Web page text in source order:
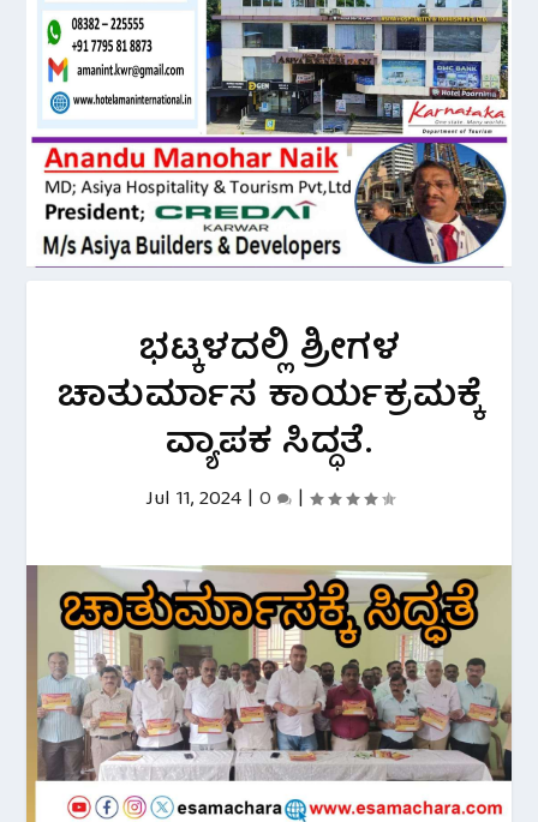
ಭಟ್ಕಳದಲ್ಲಿ ಶ್ರೀಗಳ
ಚಾತುರ್ಮಾಸ ಕಾರ್ಯಕ್ರಮಕ್ಕೆ
ವ್ಯಾಪಕ ಸಿದ್ಧತೆ.
Jul 11, 2024| 0 |